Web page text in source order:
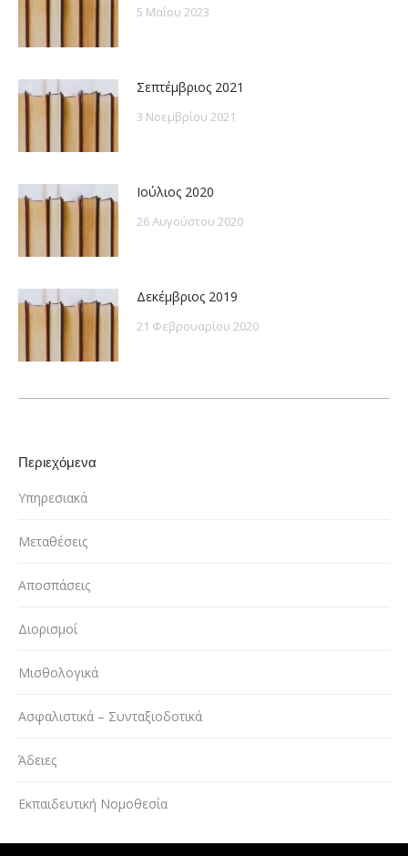
5 Μαΐου 2023
Σεπτέμβριος 2021
3 Νοεμβρίου 2021
Ιούλιος 2020
26 Αυγούστου 2020
Δεκέμβριος 2019
21 Φεβρουαρίου 2020
Περιεχόμενα
Υπηρεσιακά
Μεταθέσεις
Αποσπάσεις
Διορισμοί
Μισθολογικά
Ασφαλιστικά – Συνταξιοδοτικά
Άδειες
Εκπαιδευτική Νομοθεσία